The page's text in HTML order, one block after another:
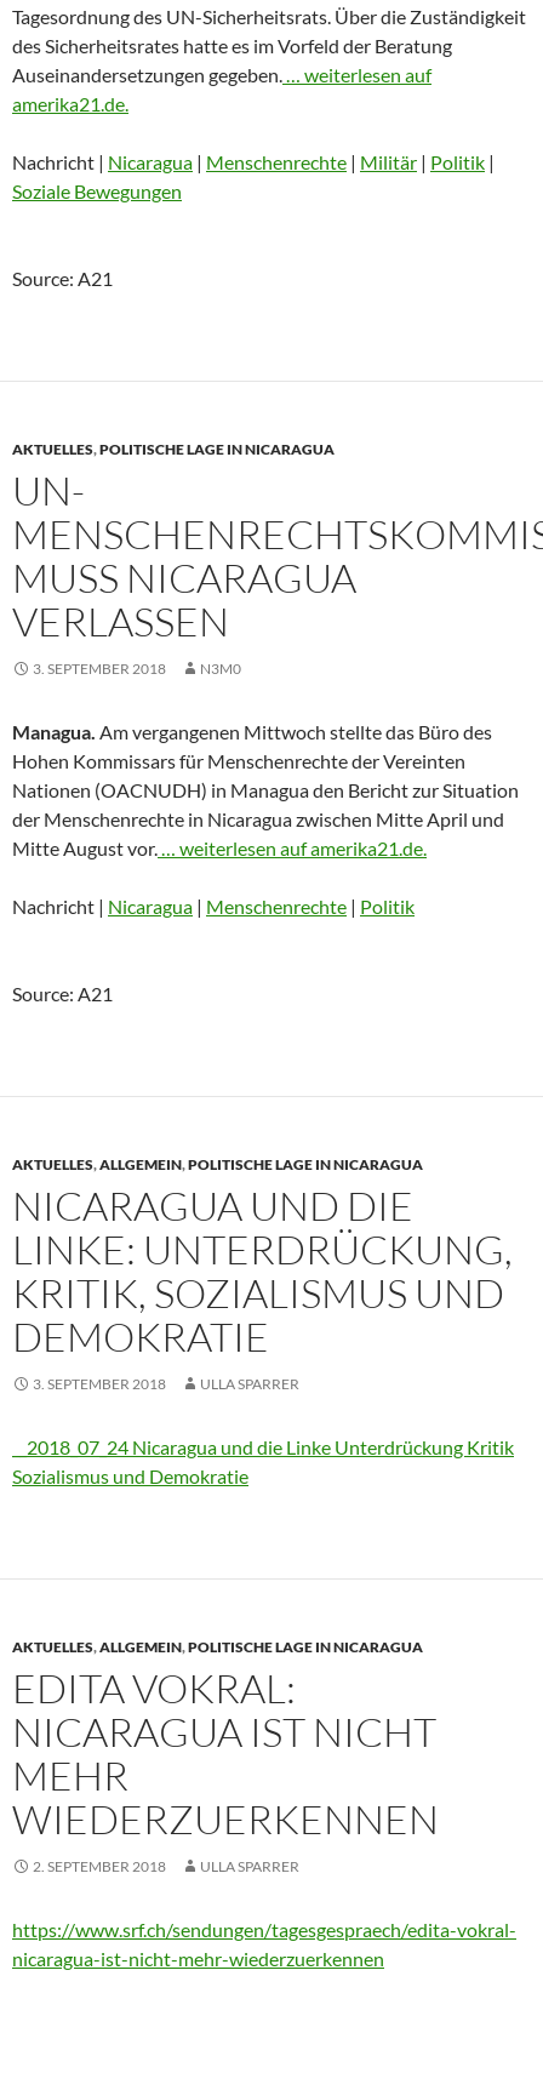
Tagesordnung des UN-Sicherheitsrats. Über die Zuständigkeit
des Sicherheitsrates hatte es im Vorfeld der Beratung
Auseinandersetzungen gegeben.… weiterlesen auf
amerika21.de.
Nachricht | Nicaragua | Menschenrechte | Militär | Politik |
Soziale Bewegungen
Source: A21
AKTUELLES,POLITISCHE LAGE IN NICARAGUA
UN-
MUSS NICARAGUA
VERLASSEN
3. SEPTEMBER 2018 N3M0
Managua. Am vergangenen Mittwoch stellte das Büro des
Hohen Kommissars für Menschenrechte der Vereinten
Nationen (OACNUDH) in Managua den Bericht zur Situation
der Menschenrechte in Nicaragua zwischen Mitte April und
Mitte August vor.… weiterlesen auf amerika21.de.
Nachricht | Nicaragua | Menschenrechte | Politik
Source: A21
AKTUELLES,ALLGEMEIN,POLITISCHE LAGE IN NICARAGUA
NICARAGUA UND DIE
LINKE: UNTERDRÜCKUNG,
KRITIK, SOZIALISMUS UND
DEMOKRATIE
3. SEPTEMBER 2018 ULLA SPARRER
__2018_07_24 Nicaragua und die Linke Unterdrückung Kritik
Sozialismus und Demokratie
AKTUELLES,ALLGEMEIN,POLITISCHE LAGE IN NICARAGUA
EDITA VOKRAL:
NICARAGUA IST NICHT
MEHR
WIEDERZUERKENNEN
2. SEPTEMBER 2018 ULLA SPARRER
https://www.srf.ch/sendungen/tagesgespraech/edita-vokral-
nicaragua-ist-nicht-mehr-wiederzuerkennen